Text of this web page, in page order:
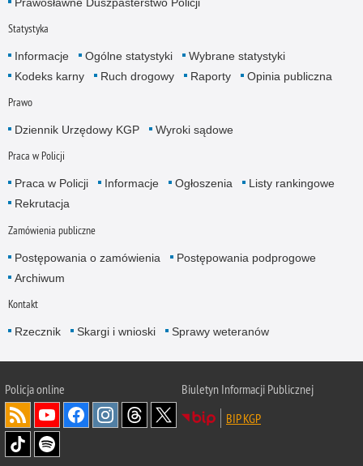
Statystyka
Informacje Ogólne statystyki
Wybrane statystyki
Kodeks karny
Ruch drogowy Raporty Opinia publiczna
Prawo
Dziennik Urzędowy KGP Wyroki sądowe
Praca w Policji
Praca w Policji Informacje Ogłoszenia
Listy rankingowe
Rekrutacja
Zamówienia publiczne
Postępowania o zamówienia
Postępowania podprogowe
Archiwum
Kontakt
Rzecznik Skargi i wnioski Sprawy weteranów
Policjaonline
Biuletyn Informacji Publicznej
BIP KGP